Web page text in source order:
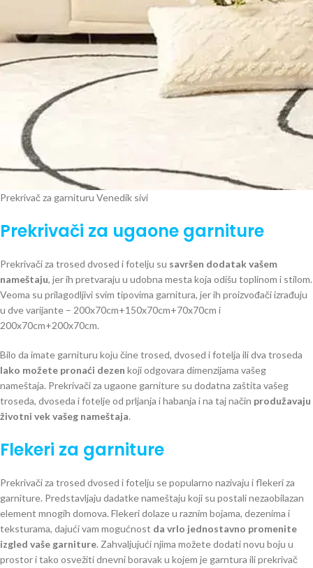
Prekrivač za garnituru Venedik sivi
Prekrivači za ugaone garniture
Prekrivači za trosed dvosed i fotelju su savršen dodatak vašem
nameštaju, jer ih pretvaraju u udobna mesta koja odišu toplinom i stilom.
Veoma su prilagodljivi svim tipovima garnitura, jer ih proizvođači izrađuju
u dve varijante – 200x70cm+150x70cm+70x70cm i
200x70cm+200x70cm.
Bilo da imate garnituru koju čine trosed, dvosed i fotelja ili dva troseda
lako možete pronaći dezen koji odgovara dimenzijama vašeg
nameštaja. Prekrivači za ugaone garniture su dodatna zaštita vašeg
troseda, dvoseda i fotelje od prljanja i habanja i na taj način produžavaju
životni vek vašeg nameštaja.
Flekeri za garniture
Prekrivači za trosed dvosed i fotelju se popularno nazivaju i flekeri za
garniture. Predstavljaju dadatke nameštaju koji su postali nezaobilazan
element mnogih domova. Flekeri dolaze u raznim bojama, dezenima i
teksturama, dajući vam mogućnost da vrlo jednostavno promenite
izgled vaše garniture. Zahvaljujući njima možete dodati novu boju u
prostor i tako osvežiti dnevni boravak u kojem je garntura ili prekrivač